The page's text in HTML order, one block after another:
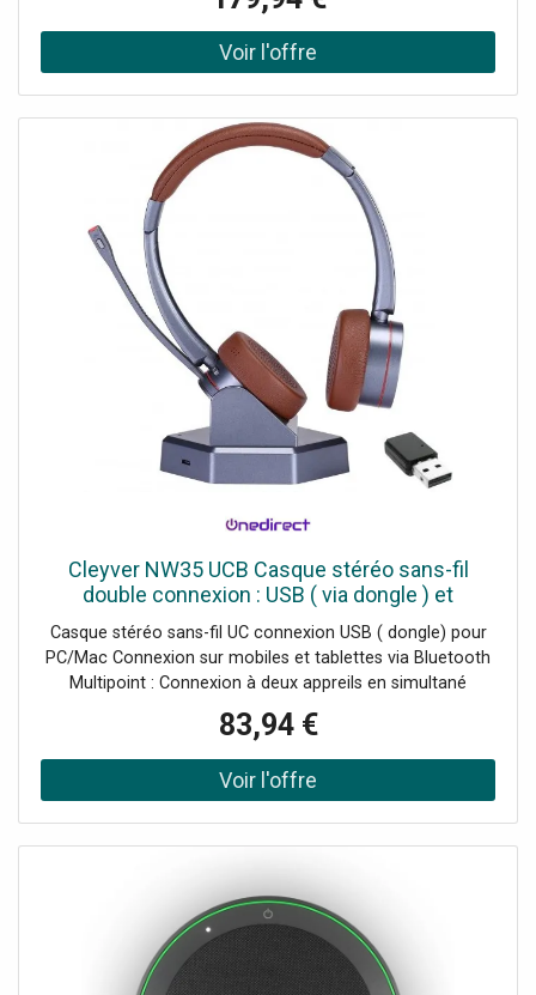
Version UC : compatible tous softphones
Cleyver NW35 UCB Casque stéréo sans-fil
double connexion : USB ( via dongle ) et
bluetooth
Casque stéréo sans-fil UC connexion USB ( dongle) pour
PC/Mac Connexion sur mobiles et tablettes via Bluetooth
Multipoint : Connexion à deux appreils en simultané
Microphone antibruit pour un son optimal en toutes
circonstances Serre-tête reglable et oreillettes simili-cuir
Version Duo pour rester concentré sur sa conversation
Portée 30 mètres Compatible tout softphone
83,94 €